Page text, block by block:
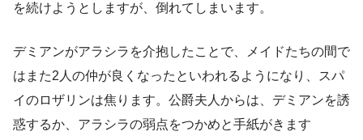
を続けようとしますが、倒れてしまいます。
デミアンがアラシラを介抱したことで、メイドたちの間で
はまた2人の仲が良くなったといわれるようになり、スパ
イのロザリンは焦ります。公爵夫人からは、デミアンを誘
惑するか、アラシラの弱点をつかめと手紙がきます